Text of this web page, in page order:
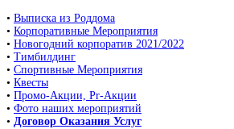
• Выписка из Роддома
• Корпоративные Мероприятия
• Новогодний корпоратив 2021/2022
• Тимбилдинг
• Спортивные Мероприятия
• Квесты
• Промо-Акции, Pr-Акции
• Фото наших мероприятий
• Договор Оказания Услуг